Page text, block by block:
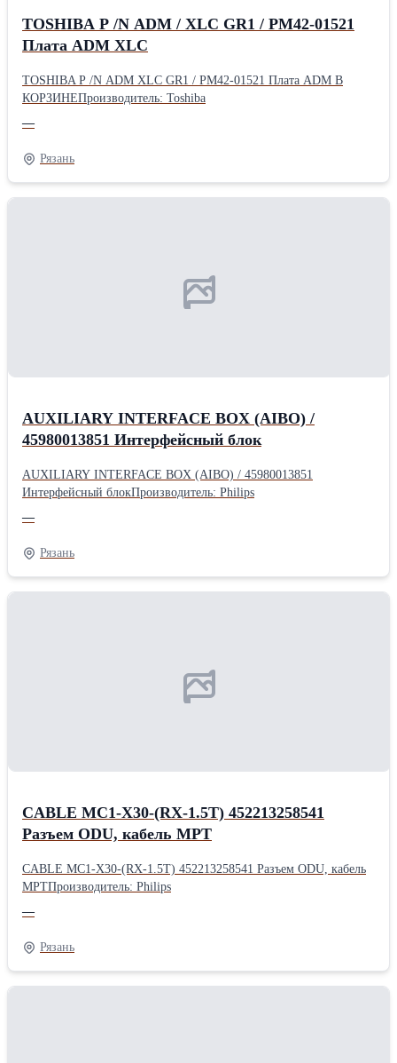
TOSHIBA P /N ADM / XLC GR1 / PM42-01521
Плата ADM XLC
TOSHIBA P /N ADM XLC GR1 / PM42-01521 Плата ADM В
КОРЗИНЕПроизводитель: Toshiba
—
Рязань
AUXILIARY INTERFACE BOX (AIBO) /
45980013851 Интерфейсный блок
AUXILIARY INTERFACE BOX (AIBO) / 45980013851
Интерфейсный блокПроизводитель: Philips
—
Рязань
CABLE MC1-X30-(RX-1.5T) 452213258541
Разъем ODU, кабель МРТ
CABLE MC1-X30-(RX-1.5T) 452213258541 Разъем ODU, кабель
МРТПроизводитель: Philips
—
Рязань